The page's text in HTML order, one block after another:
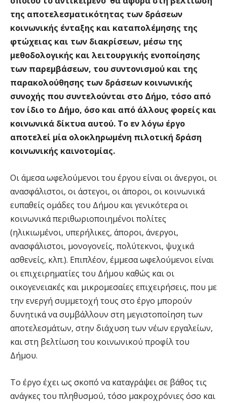
της αποτελεσματικότητας των δράσεων
κοινωνικής ένταξης και καταπολέμησης της
φτώχειας και των διακρίσεων, μέσω της
μεθοδολογικής και λειτουργικής ενοποίησης
των παρεμβάσεων, του συντονισμού και της
παρακολούθησης των δράσεων κοινωνικής
συνοχής που συντελούνται στο Δήμο, τόσο από
τον ίδιο το Δήμο, όσο και από άλλους φορείς και
κοινωνικά δίκτυα αυτού. Το εν λόγω έργο
αποτελεί μία ολοκληρωμένη πιλοτική δράση
κοινωνικής καινοτομίας.
Οι άμεσα ωφελούμενοι του έργου είναι οι άνεργοι, οι
ανασφάλιστοι, οι άστεγοι, οι άποροι, οι κοινωνικά
ευπαθείς ομάδες του Δήμου και γενικότερα οι
κοινωνικά περιθωριοποιημένοι πολίτες
(ηλικιωμένοι, υπερήλικες, άποροι, άνεργοι,
ανασφάλιστοι, μονογονείς, πολύτεκνοι, ψυχικά
ασθενείς, κλπ.). Επιπλέον, έμμεσα ωφελούμενοι είναι
οι επιχειρηματίες του Δήμου καθώς και οι
οικογενειακές και μικρομεσαίες επιχειρήσεις, που με
την ενεργή συμμετοχή τους στο έργο μπορούν
δυνητικά να συμβάλλουν στη μεγιστοποίηση των
αποτελεσμάτων, στην διάχυση των νέων εργαλείων,
και στη βελτίωση του κοινωνικού προφίλ του
Δήμου.
Το έργο έχει ως σκοπό να καταγράψει σε βάθος τις
ανάγκες του πληθυσμού, τόσο μακροχρόνιες όσο και